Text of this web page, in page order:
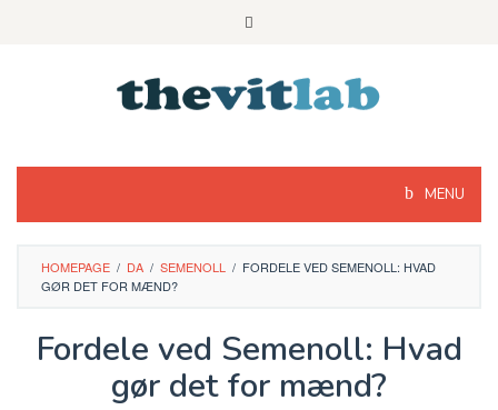
MENU
HOMEPAGE / DA / SEMENOLL / FORDELE VED SEMENOLL: HVAD
GØR DET FOR MÆND?
Fordele ved Semenoll: Hvad
gør det for mænd?